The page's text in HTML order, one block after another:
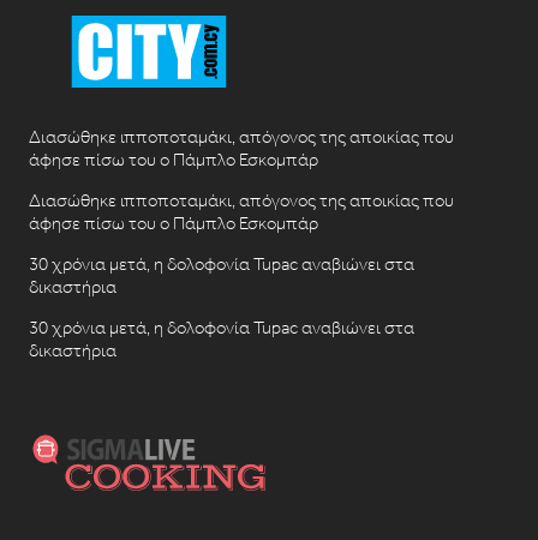
Διασώθηκε ιπποποταμάκι, απόγονος της αποικίας που
άφησε πίσω του ο Πάμπλο Εσκομπάρ
Διασώθηκε ιπποποταμάκι, απόγονος της αποικίας που
άφησε πίσω του ο Πάμπλο Εσκομπάρ
30 χρόνια μετά, η δολοφονία Tupac αναβιώνει στα
δικαστήρια
30 χρόνια μετά, η δολοφονία Tupac αναβιώνει στα
δικαστήρια